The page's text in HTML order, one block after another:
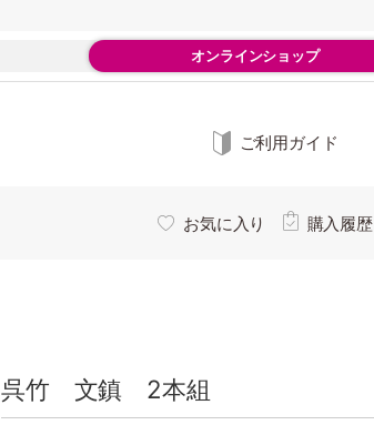
オンラインショップ
ご利用ガイド
お気に入り 購入履歴
呉竹 文鎮 2本組